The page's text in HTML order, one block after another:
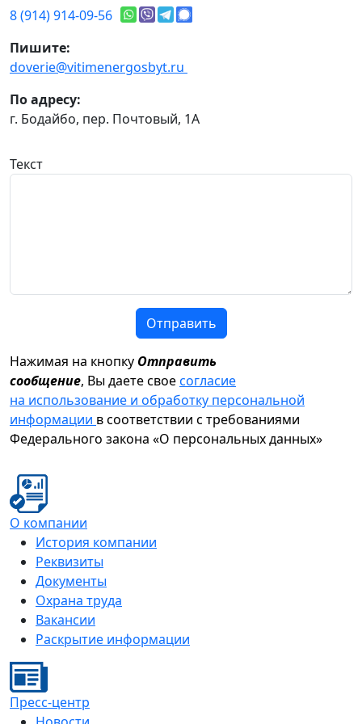
8 (914) 914-09-56
Пишите:
doverie@vitimenergosbyt.ru
По адресу:
г. Бодайбо, пер. Почтовый, 1А
Текст
Отправить
Нажимая на кнопку Отправить
сообщение, Вы даете своесогласие
на использование и обработку персональной
информации в соответствии с требованиями
Федерального закона «О персональных данных»
О компании
История компании
Реквизиты
Документы
Охрана труда
Вакансии
Раскрытие информации
Пресс-центр